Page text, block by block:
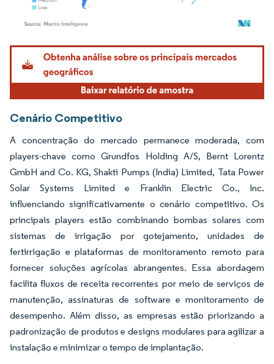
Imagem © Mordor Intelligence. O reuso requer atribuição conforme CC BY 4.0.
Cenário Competitivo
A concentração do mercado permanece moderada, com
players-chave como Grundfos Holding A/S, Bernt Lorentz
GmbH and Co. KG, Shakti Pumps (India) Limited, Tata Power
Solar Systems Limited e Franklin Electric Co., Inc.
influenciando significativamente o cenário competitivo. Os
principais players estão combinando bombas solares com
sistemas de irrigação por gotejamento, unidades de
fertirrigação e plataformas de monitoramento remoto para
fornecer soluções agrícolas abrangentes. Essa abordagem
facilita fluxos de receita recorrentes por meio de serviços de
manutenção, assinaturas de software e monitoramento de
desempenho. Além disso, as empresas estão priorizando a
padronização de produtos e designs modulares para agilizar a
instalação e minimizar o tempo de implantação.